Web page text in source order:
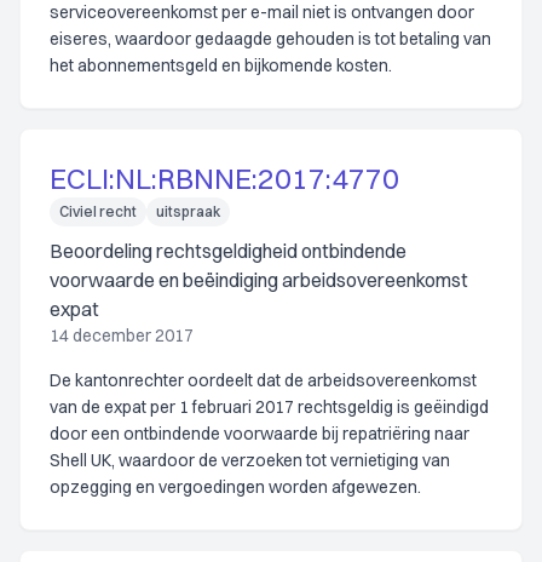
serviceovereenkomst per e-mail niet is ontvangen door
eiseres, waardoor gedaagde gehouden is tot betaling van
het abonnementsgeld en bijkomende kosten.
ECLI:NL:RBNNE:2017:4770
Civiel recht uitspraak
Beoordeling rechtsgeldigheid ontbindende
voorwaarde en beëindiging arbeidsovereenkomst
expat
14 december 2017
De kantonrechter oordeelt dat de arbeidsovereenkomst
van de expat per 1 februari 2017 rechtsgeldig is geëindigd
door een ontbindende voorwaarde bij repatriëring naar
Shell UK, waardoor de verzoeken tot vernietiging van
opzegging en vergoedingen worden afgewezen.